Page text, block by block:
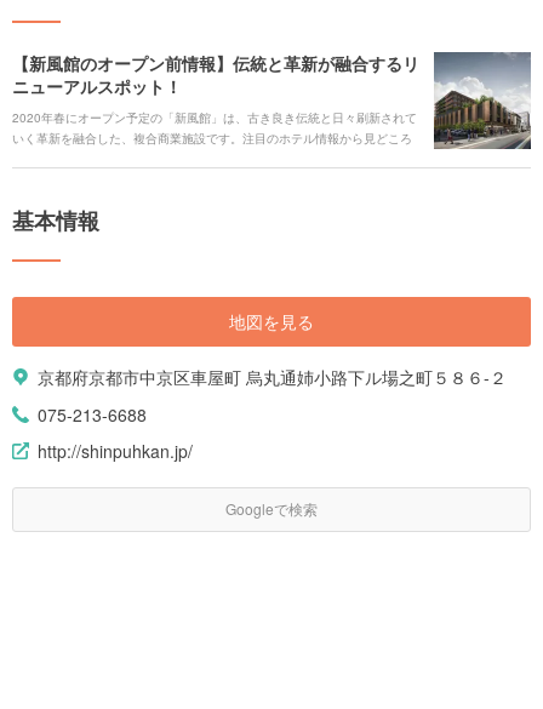
【新風館のオープン前情報】伝統と革新が融合するリ
ニューアルスポット！
2020年春にオープン予定の「新風館」は、古き良き伝統と日々刷新されて
いく革新を融合した、複合商業施設です。注目のホテル情報から見どころ
基本情報
地図を見る
京都府京都市中京区車屋町 烏丸通姉小路下ル場之町５８６-２
075-213-6688
http://shinpuhkan.jp/
Googleで検索